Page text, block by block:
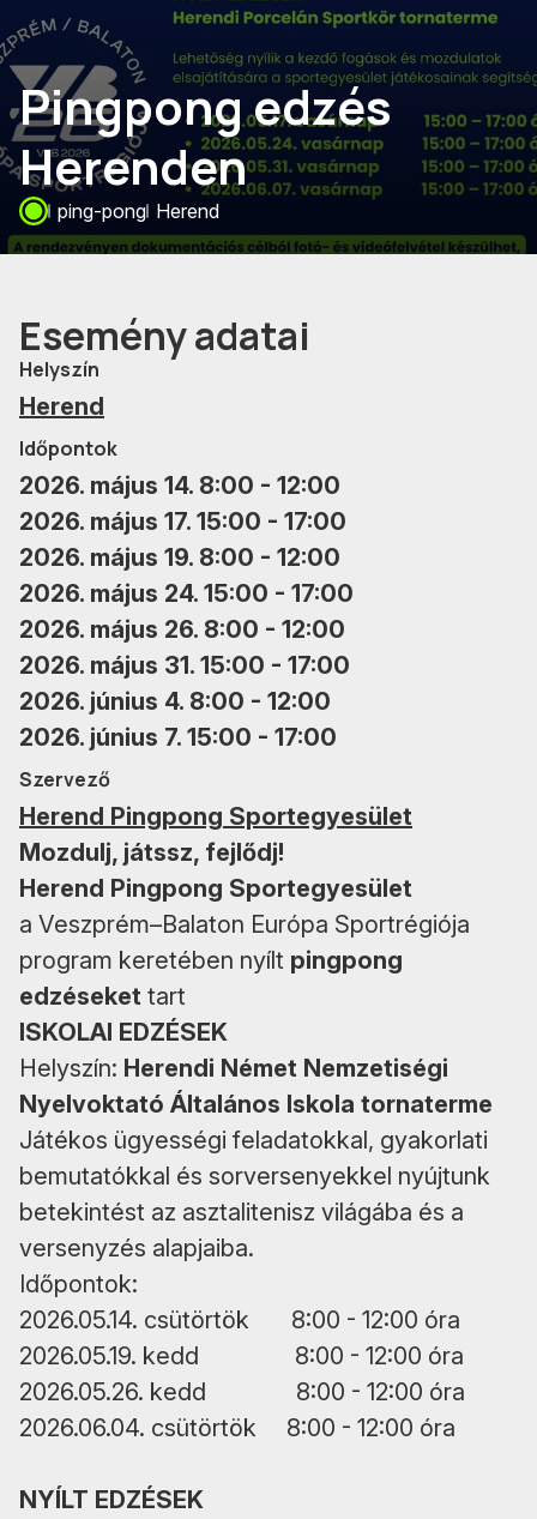
Pingpong edzés
Herenden
ping-pong Herend
Esemény adatai
Helyszín
Herend
Időpontok
2026. május 14. 8:00 - 12:00
2026. május 17. 15:00 - 17:00
2026. május 19. 8:00 - 12:00
2026. május 24. 15:00 - 17:00
2026. május 26. 8:00 - 12:00
2026. május 31. 15:00 - 17:00
2026. június 4. 8:00 - 12:00
2026. június 7. 15:00 - 17:00
Szervező
Herend Pingpong Sportegyesület
Mozdulj, játssz, fejlődj!
Herend Pingpong Sportegyesület
a Veszprém–Balaton Európa Sportrégiója
program keretében nyílt pingpong
edzéseket tart
ISKOLAI EDZÉSEK
Helyszín: Herendi Német Nemzetiségi
Nyelvoktató Általános Iskola tornaterme
Játékos ügyességi feladatokkal, gyakorlati
bemutatókkal és sorversenyekkel nyújtunk
betekintést az asztalitenisz világába és a
versenyzés alapjaiba.
Időpontok:
2026.05.14. csütörtök 8:00 - 12:00 óra
2026.05.19. kedd 8:00 - 12:00 óra
2026.05.26. kedd 8:00 - 12:00 óra
2026.06.04. csütörtök 8:00 - 12:00 óra
NYÍLT EDZÉSEK